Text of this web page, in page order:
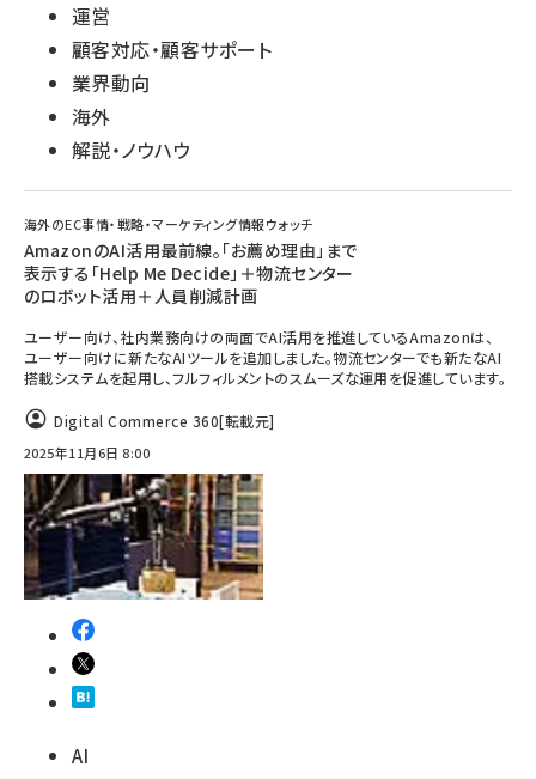
運営
顧客対応・顧客サポート
業界動向
海外
解説・ノウハウ
海外のEC事情・戦略・マーケティング情報ウォッチ
AmazonのAI活用最前線。「お薦め理由」まで
表示する「Help Me Decide」＋物流センター
のロボット活用＋人員削減計画
ユーザー向け、社内業務向けの両面でAI活用を推進しているAmazonは、
ユーザー向けに新たなAIツールを追加しました。物流センターでも新たなAI
搭載システムを起用し、フルフィルメントのスムーズな運用を促進しています。
Digital Commerce 360[転載元]
2025年11月6日 8:00
AI